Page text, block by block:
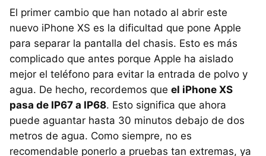
El primer cambio que han notado al abrir este
nuevo iPhone XS es la dificultad que pone Apple
para separar la pantalla del chasis. Esto es más
complicado que antes porque Apple ha aislado
mejor el teléfono para evitar la entrada de polvo y
agua. De hecho, recordemos que el iPhone XS
pasa de IP67 a IP68. Esto significa que ahora
puede aguantar hasta 30 minutos debajo de dos
metros de agua. Como siempre, no es
recomendable ponerlo a pruebas tan extremas, ya